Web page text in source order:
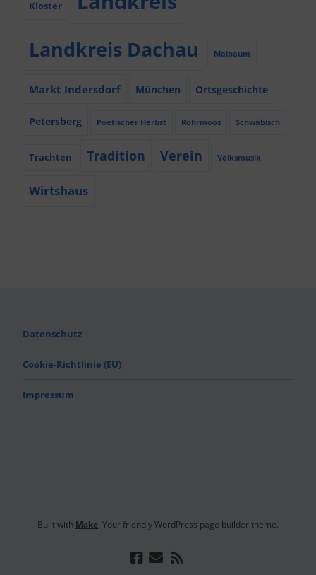
Kloster
Landkreis Dachau Maibaum
Markt Indersdorf München Ortsgeschichte
Petersberg Poetischer Herbst Röhrmoos Schwäbisch
Trachten Tradition Verein Volksmusik
Wirtshaus
Datenschutz
Cookie-Richtlinie (EU)
Impressum
Built with Make. Your friendly WordPress page builder theme.